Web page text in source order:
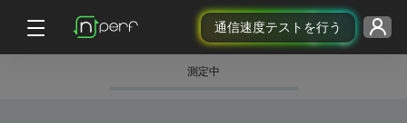
通信速度テストを行う
測定中